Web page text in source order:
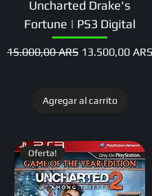
Uncharted Drake's
Fortune | PS3 Digital
Precio
15.000,00 ARS Precio de
13.500,00 ARS
Agregar al carrito
Oferta!